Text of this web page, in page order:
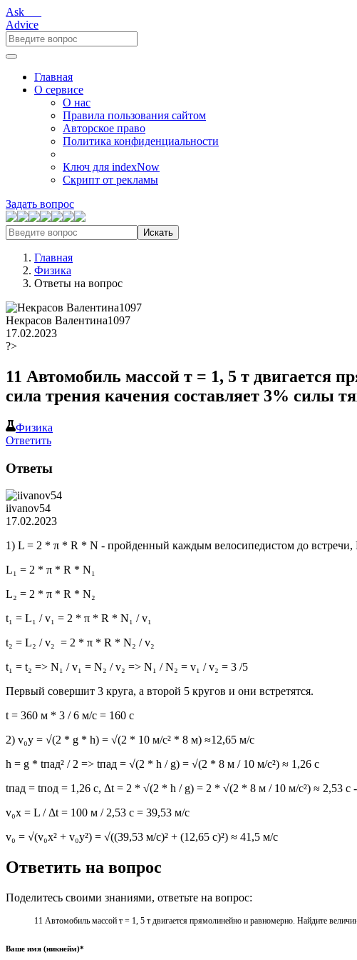
Ask___
Advice
Главная
О сервисе
О нас
Правила пользования сайтом
Авторское право
Политика конфиденциальности
Ключ для indexNow
Скрипт от рекламы
Задать вопрос
Искать
Главная
Физика
Ответы на вопрос
Некрасов Валентина1097
17.02.2023
?>
11 Автомобиль массой т = 1, 5 т двигается
сила трения качения составляет 3% силы
Физика
Ответить
Ответы
iivanov54
17.02.2023
1) L = 2 * π * R * N - пройденный каждым велосипедистом до встречи,
L₁ = 2 * π * R * N₁
L₂ = 2 * π * R * N₂
t₁ = L₁ / v₁ = 2 * π * R * N₁ / v₁
t₂ = L₂ / v₂ = 2 * π * R * N₂ / v₂
t₁ = t₂ => N₁ / v₁ = N₂ / v₂ => N₁ / N₂ = v₁ / v₂ = 3 /5
Первый совершит 3 круга, а второй 5 кругов и они встретятся.
t = 360 м * 3 / 6 м/с = 160 с
2) v₀y = √(2 * g * h) = √(2 * 10 м/с² * 8 м) ≈12,65 м/с
h = g * tпад² / 2 => tпад = √(2 * h / g) = √(2 * 8 м / 10 м/с²) ≈ 1,26 с
tпад = tпод = 1,26 с, Δt = 2 * √(2 * h / g) = 2 * √(2 * 8 м / 10 м/с²) ≈ 2,53 с
v₀x = L / Δt = 100 м / 2,53 с = 39,53 м/с
v₀ = √(v₀x² + v₀y²) = √((39,53 м/с)² + (12,65 с)²) ≈ 41,5 м/с
Ответить на вопрос
Поделитесь своими знаниями, ответьте на вопрос:
11 Автомобиль массой т = 1, 5 т двигается прямолинейно и равномерно. Найдите
Ваше имя (никнейм)*